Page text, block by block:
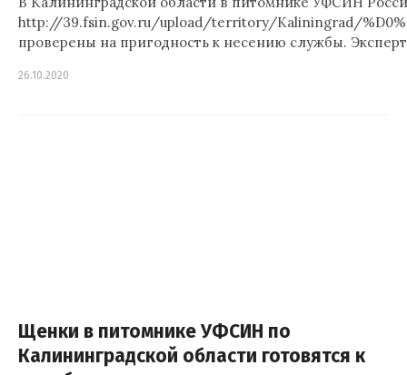
http://39.fsin.gov.ru/upload/territory/Kaliningrad/
проверены на пригодность к несению службы.
26.10.2020
Щенки в питомнике УФСИН по
Калининградской области готовятся к